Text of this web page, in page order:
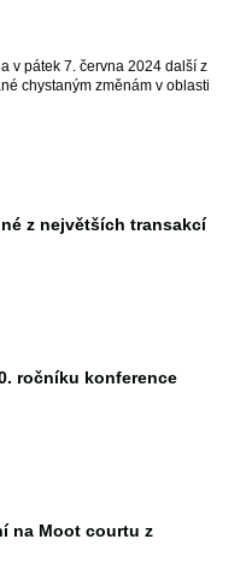
v pátek 7. června 2024 další z
chystaným změnám v oblasti
z největších transakcí
ročníku konference
na Moot courtu z